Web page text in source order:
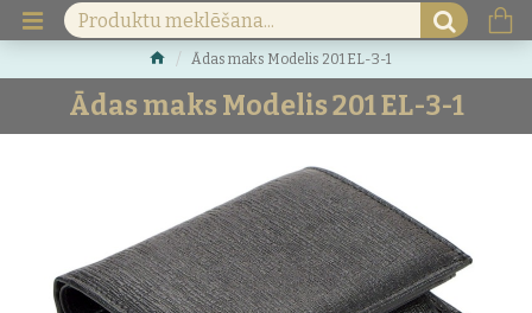
Ādas maks Modelis 201 EL-3-1
Ādas maks Modelis 201 EL-3-1